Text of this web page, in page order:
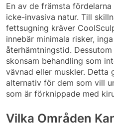
En av de främsta
icke-invasiva natur. Till
fettsugning kräver
innebär minimala risker,
återhämtningstid.
skonsam behandling som
vävnad eller muskler.
alternativ för dem som vill
som är förknippade med
Vilka Områden